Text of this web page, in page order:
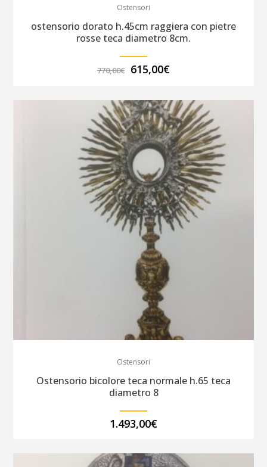
Ostensori
ostensorio dorato h.45cm raggiera con pietre
rosse teca diametro 8cm.
770,00€
Il
era:
770,00€.
615,00€Il
è:
615,00€.
Ostensori
Ostensorio bicolore teca normale h.65 teca
diametro 8
1.493,00€